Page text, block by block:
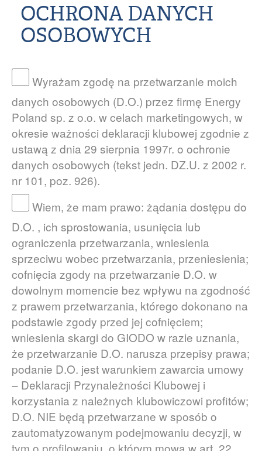
OCHRONA DANYCH
OSOBOWYCH
Wyrażam zgodę na przetwarzanie moich
danych osobowych (D.O.) przez firmę Energy
Poland sp. z o.o. w celach marketingowych, w
okresie ważności deklaracji klubowej zgodnie z
ustawą z dnia 29 sierpnia 1997r. o ochronie
danych osobowych (tekst jedn. DZ.U. z 2002 r.
nr 101, poz. 926).
Wiem, że mam prawo: żądania dostępu do
D.O. , ich sprostowania, usunięcia lub
ograniczenia przetwarzania, wniesienia
sprzeciwu wobec przetwarzania, przeniesienia;
cofnięcia zgody na przetwarzanie D.O. w
dowolnym momencie bez wpływu na zgodność
z prawem przetwarzania, którego dokonano na
podstawie zgody przed jej cofnięciem;
wniesienia skargi do GIODO w razie uznania,
że przetwarzanie D.O. narusza przepisy prawa;
podanie D.O. jest warunkiem zawarcia umowy
– Deklaracji Przynależności Klubowej i
korzystania z należnych klubowiczowi profitów;
D.O. NIE będą przetwarzane w sposób o
zautomatyzowanym podejmowaniu decyzji, w
tym o profilowaniu, o którym mowa w art. 22